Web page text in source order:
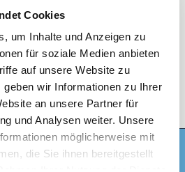
Cookies
um Inhalte und Anzeigen zu
für soziale Medien anbieten
auf unsere Website zu
wir Informationen zu Ihrer
an unsere Partner für
und Analysen weiter. Unsere
möglicherweise mit
die Sie ihnen bereitgestellt
wir konnten keine
Suche finden